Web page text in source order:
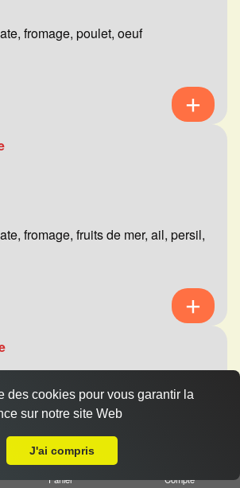
fromage, poulet, oeuf
fromage, fruits de mer, ail, persil,
fromage, viande hachée,
poivrons
Panier Compte
des cookies pour vous garantir la
sur notre site Web
J'ai compris